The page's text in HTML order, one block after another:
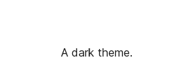
A dark theme.